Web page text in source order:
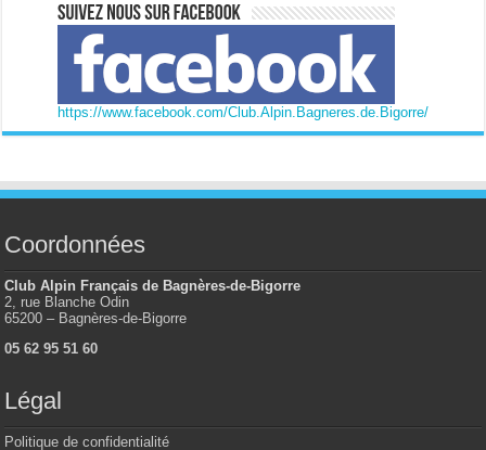
https://www.facebook.com/Club.Alpin.Bagneres.de.Bigorre/
Coordonnées
Club Alpin Français de Bagnères-de-Bigorre
2, rue Blanche Odin
65200 – Bagnères-de-Bigorre
05 62 95 51 60
Légal
Politique de confidentialité